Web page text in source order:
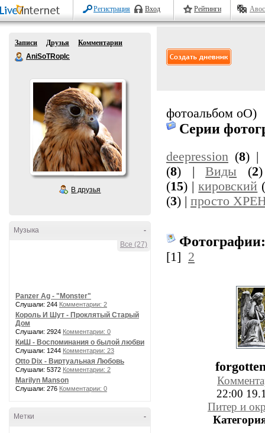
Регистрация Вход Рейтинги
Записи Друзья
Комментарии
AniSoTRopIc
В друзья
-
Музыка
Все (27)
Panzer Ag - "Monster"
Слушали: 244 Комментарии: 2
Король И Шут - Проклятый Старый
Дом
Слушали: 2924 Комментарии: 0
КиШ - Воспоминания о былой любви
Слушали: 1244 Комментарии: 23
Otto Dix - Виртуальная Любовь
Слушали: 5372 Комментарии: 2
Marilyn Manson
Слушали: 276 Комментарии: 0
-
Метки
фотоальбом оО)
Серии
deepression (8) |
(8) |Виды (2
(15) |кировский
(3) | просто
[1] 2
22:00
Питер и